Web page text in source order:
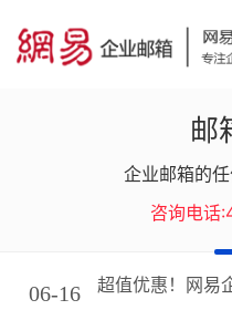
邮
企业邮箱的
咨询电话
06-16